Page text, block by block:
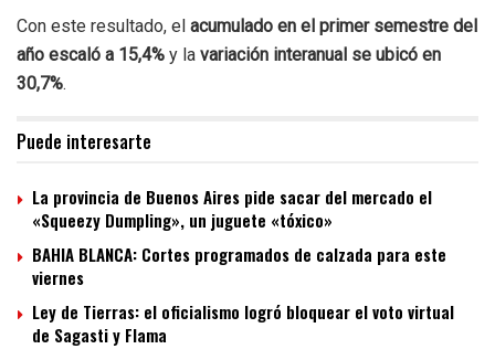
Con este resultado, el acumulado en el primer semestre del
año escaló a 15,4% y la variación interanual se ubicó en
30,7%.
Puede interesarte
La provincia de Buenos Aires pide sacar del mercado el
«Squeezy Dumpling», un juguete «tóxico»
BAHIA BLANCA: Cortes programados de calzada para este
viernes
Ley de Tierras: el oficialismo logró bloquear el voto virtual
de Sagasti y Flama